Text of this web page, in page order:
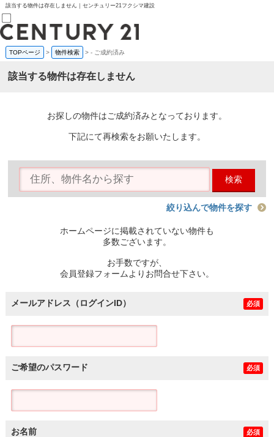
該当する物件は存在しません｜センチュリー21フクシマ建設
売買部
0120-800-844
賃貸部
会員メニュー
物件を探す
購入TOP
条件から探す
住宅ローン控除シミュレータ
TOPページ > 物件検索 >- ご成約済み
該当する物件は存在しません
お探しの物件はご成約済みとなっております。
下記にて再検索をお願いたします。
検索
絞り込んで物件を探す
ホームページに掲載されていない物件も
多数ございます。
お手数ですが、
会員登録フォームよりお問合せ下さい。
メールアドレス（ログインID） 必須
ご希望のパスワード 必須
お名前 必須